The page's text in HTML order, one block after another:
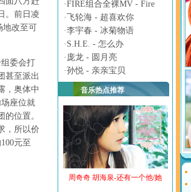
。前日凌
地改至可
委会打
甚至派出
，奥体中
座位就
位置。
，所以价
元至
·FIRE组合全裸MV - Fire
· 飞轮海 - 超喜欢你
·李宇春 - 冰菊物语
· S.H.E. - 怎么办
· 庞龙 - 圆月亮
·孙悦 - 亲亲宝贝
音乐热点推荐
周奇奇 胡海泉-还有一个他/她